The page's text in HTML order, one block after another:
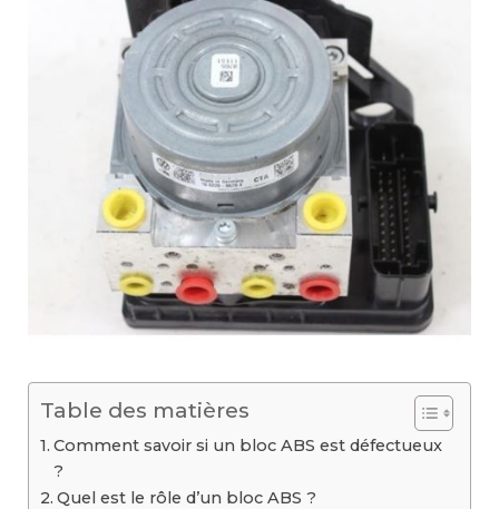
Table des matières
Comment savoir si un bloc ABS est défectueux
?
Quel est le rôle d’un bloc ABS ?